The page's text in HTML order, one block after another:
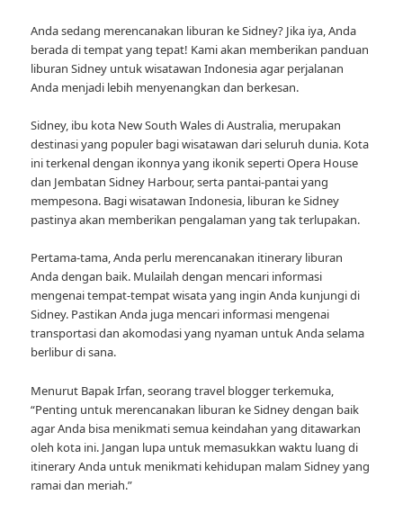
Anda sedang merencanakan liburan ke Sidney? Jika iya, Anda
berada di tempat yang tepat! Kami akan memberikan panduan
liburan Sidney untuk wisatawan Indonesia agar perjalanan
Anda menjadi lebih menyenangkan dan berkesan.
Sidney, ibu kota New South Wales di Australia, merupakan
destinasi yang populer bagi wisatawan dari seluruh dunia. Kota
ini terkenal dengan ikonnya yang ikonik seperti Opera House
dan Jembatan Sidney Harbour, serta pantai-pantai yang
mempesona. Bagi wisatawan Indonesia, liburan ke Sidney
pastinya akan memberikan pengalaman yang tak terlupakan.
Pertama-tama, Anda perlu merencanakan itinerary liburan
Anda dengan baik. Mulailah dengan mencari informasi
mengenai tempat-tempat wisata yang ingin Anda kunjungi di
Sidney. Pastikan Anda juga mencari informasi mengenai
transportasi dan akomodasi yang nyaman untuk Anda selama
berlibur di sana.
Menurut Bapak Irfan, seorang travel blogger terkemuka,
“Penting untuk merencanakan liburan ke Sidney dengan baik
agar Anda bisa menikmati semua keindahan yang ditawarkan
oleh kota ini. Jangan lupa untuk memasukkan waktu luang di
itinerary Anda untuk menikmati kehidupan malam Sidney yang
ramai dan meriah.”